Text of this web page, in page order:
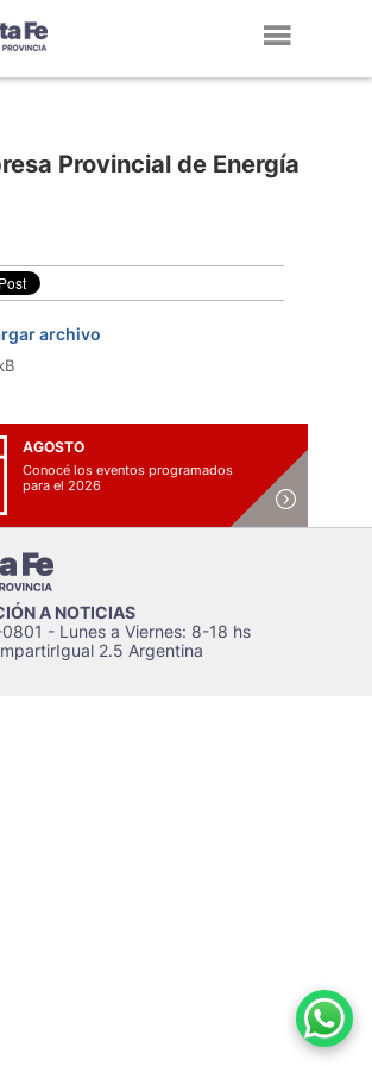
Provincial de Energía
archivo
AGOSTO
Conocé los eventos programados
para el 2026
A NOTICIAS
- Lunes a Viernes: 8-18 hs
2.5 Argentina